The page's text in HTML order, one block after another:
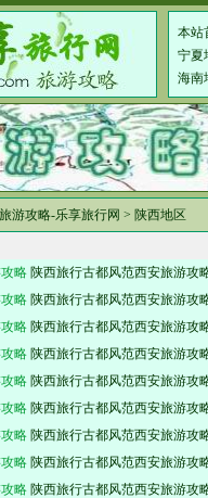
本站
宁夏
海南
旅游攻略-乐享旅行网 > 陕西地区
略 陕西旅行古都风范西安旅游攻
略 陕西旅行古都风范西安旅游攻
略 陕西旅行古都风范西安旅游攻
略 陕西旅行古都风范西安旅游攻
略 陕西旅行古都风范西安旅游攻
略 陕西旅行古都风范西安旅游攻
略 陕西旅行古都风范西安旅游攻
略 陕西旅行古都风范西安旅游攻
略 陕西旅行古都风范西安旅游攻